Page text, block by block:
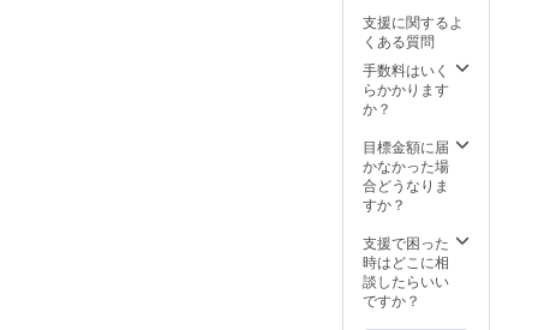
ませ
ん。 ※
支援画
面に
て、支
の上乗
せも可
能で
す。
支援に関するよ
くある質問
手数料はいく
らかかります
か？
目標金額に届
かなかった場
合どうなりま
すか？
支援で困った
時はどこに相
談したらいい
ですか？